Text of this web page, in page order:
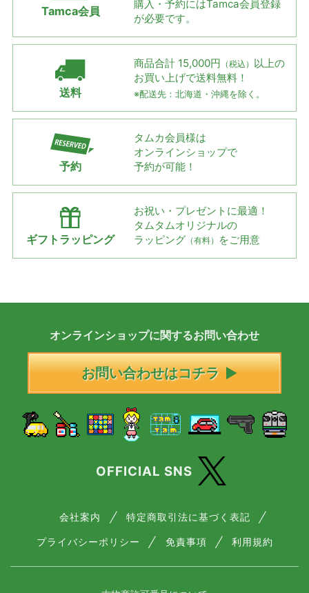
Tamca会員
購入・予約にはTamca会員登録
が必要です。
送料
商品合計 15,000円 （税込） 以上の
お買い上げで送料無料！
※配送先：北海道・沖縄を除く。
予約
タムカ会員様は
オンラインショップで
予約が可能！
ギフトラッピング
お祝い・プレゼントに最適！
タムタムオリジナルの
ラッピング （有料） をご用意
オンラインショップに関するお問い合わせ
お問い合わせはコチラ
OFFICIAL SNS
会社案内 特定商取引法に基づく表記
プライバシーポリシー 免責事項 利用規約